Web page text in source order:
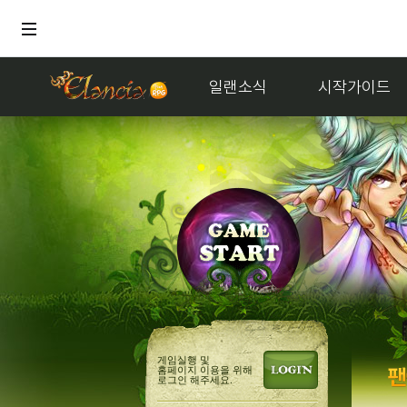
일랜소식 시작가이드
게임실행 및
홈페이지 이용을 위해
로그인 해주세요.
홍보